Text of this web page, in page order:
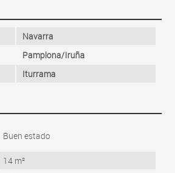
Navarra
Pamplona/Iruña
Iturrama
Buen estado
14 m²